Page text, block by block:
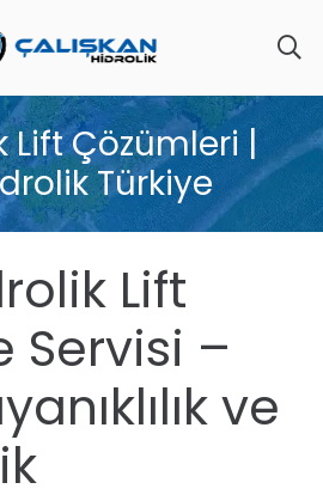
Lift Çözümleri |
Türkiye
Lift
Servisi –
ve